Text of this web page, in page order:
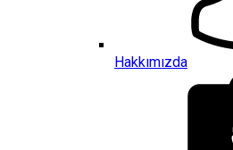
Hakkımızda